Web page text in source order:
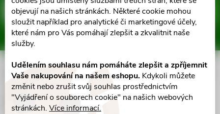
objevují na našich stránkách. Některé cookie mohou
sloužit například pro analytické či marketingové účely,
které nám pro Vás pomáhají zlepšit a zkvalitnit naše
služby.
Udělením souhlasu nám pomáháte zlepšit a zpříjemnit
Vaše nakupování na našem eshopu. Kdykoli můžete
změnit nebo zrušit svůj souhlas prostřednictvím
"Vyjádření o souborech cookie" na našich webových
stránkách. Více informací.
a
E-mail
Vložením e-mailu souhlasíte spodmínkami ochrany osobních údajů
ODEBÍRAT
Informace pro vás
Facebook